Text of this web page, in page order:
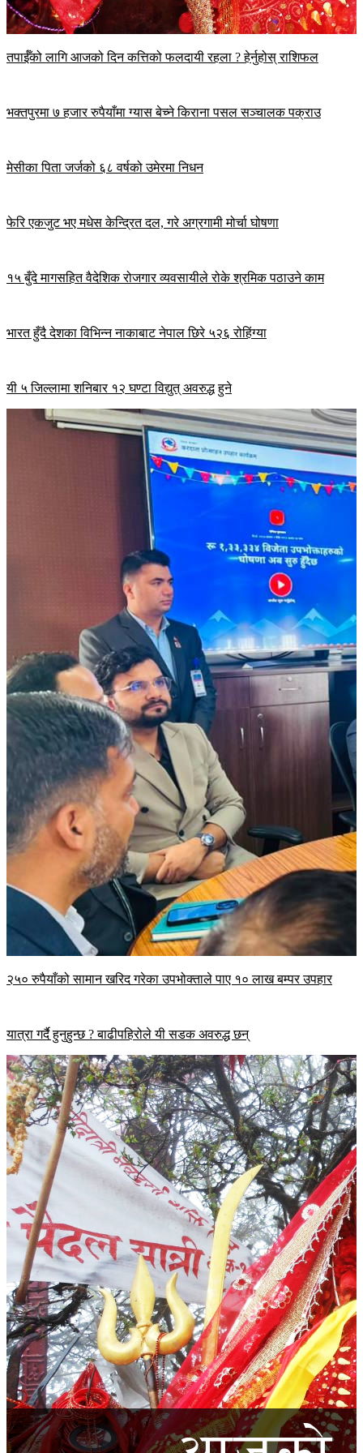
तपाईँको लागि आजको दिन कत्तिको फलदायी रहला ? हेर्नुहोस् राशिफल
भक्तपुरमा ७ हजार रुपैयाँमा ग्यास बेच्ने किराना पसल सञ्चालक पक्राउ
मेसीका पिता जर्जको ६८ वर्षको उमेरमा निधन
फेरि एकजुट भए मधेस केन्द्रित दल, गरे अग्रगामी मोर्चा घोषणा
१५ बुँदे मागसहित वैदेशिक रोजगार व्यवसायीले रोके श्रमिक पठाउने काम
भारत हुँदै देशका विभिन्न नाकाबाट नेपाल छिरे ५२६ रोहिंग्या
यी ५ जिल्लामा शनिबार १२ घण्टा विद्युत् अवरुद्ध हुने
२५० रुपैयाँको सामान खरिद गरेका उपभोक्ताले पाए १० लाख बम्पर उपहार
यात्रा गर्दै हुनुहुन्छ ? बाढीपहिरोले यी सडक अवरुद्ध छन्